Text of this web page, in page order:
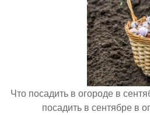
Что посадить в огороде в
посадить в сентябре в